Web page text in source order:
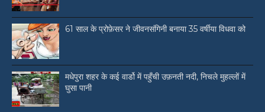
61 साल के प्रोफ़ेसर ने जीवनसंगिनी बनाया 35 वर्षीया विधवा को
मधेपुरा शहर के कई वार्डो में पहुँची उफ़नती नदी, निचले मुहल्लों में
घुसा पानी